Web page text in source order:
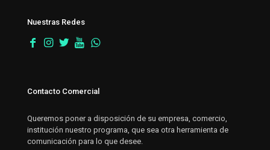
Nuestras Redes
Contacto Comercial
Queremos poner a disposición de su empresa, comercio,
institución nuestro programa, que sea otra herramienta de
comunicación para lo que desee.